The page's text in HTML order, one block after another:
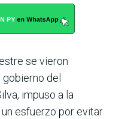
se vieron
del
impuso a la
esfuerzo por evitar